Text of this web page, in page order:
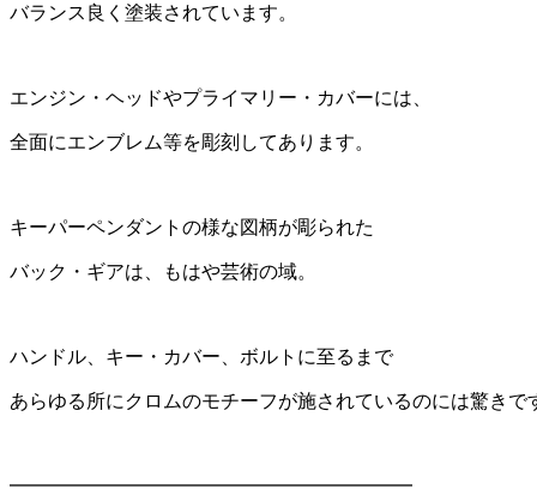
バランス良く塗装されています。
エンジン・ヘッドやプライマリー・カバーには、
全面にエンブレム等を彫刻してあります。
キーパーペンダントの様な図柄が彫られた
バック・ギアは、もはや芸術の域。
ハンドル、キー・カバー、ボルトに至るまで
あらゆる所にクロムのモチーフが施されているのには驚きで
━━━━━━━━━━━━━━━━━━━━━